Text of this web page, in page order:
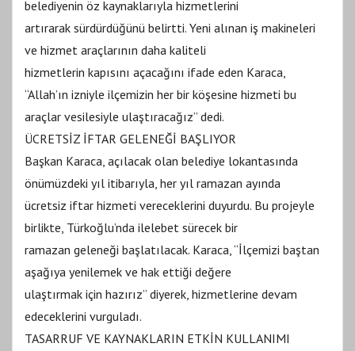
belediyenin öz kaynaklarıyla hizmetlerini
artırarak sürdürdüğünü belirtti. Yeni alınan iş makineleri
ve hizmet araçlarının daha kaliteli
hizmetlerin kapısını açacağını ifade eden Karaca,
“Allah’ın izniyle ilçemizin her bir köşesine hizmeti bu
araçlar vesilesiyle ulaştıracağız” dedi.
ÜCRETSİZ İFTAR GELENEĞİ BAŞLIYOR
Başkan Karaca, açılacak olan belediye lokantasında
önümüzdeki yıl itibarıyla, her yıl ramazan ayında
ücretsiz iftar hizmeti vereceklerini duyurdu. Bu projeyle
birlikte, Türkoğlu’nda ilelebet sürecek bir
ramazan geleneği başlatılacak. Karaca, “İlçemizi baştan
aşağıya yenilemek ve hak ettiği değere
ulaştırmak için hazırız” diyerek, hizmetlerine devam
edeceklerini vurguladı.
TASARRUF VE KAYNAKLARIN ETKİN KULLANIMI